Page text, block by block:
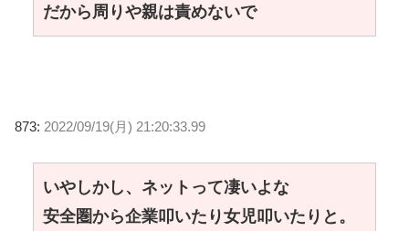
だから周りや親は責めないで
873: 2022/09/19(月) 21:20:33.99
いやしかし、ネットって凄いよな
安全圏から企業叩いたり女児叩いたりと。